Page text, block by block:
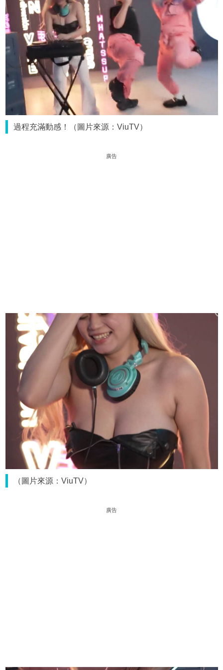
過程充滿動感！（圖片來源：ViuTV）
廣告
（圖片來源：ViuTV）
廣告